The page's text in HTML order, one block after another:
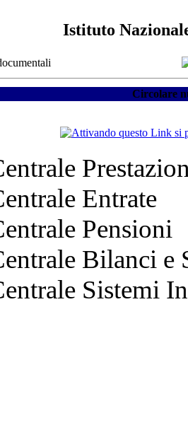
Istituto
Circolare
Entrate
Pensioni
Bilanci e
Sistemi